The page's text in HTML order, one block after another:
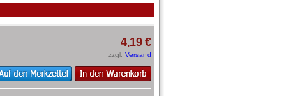
4,19 €
zzgl. Versand